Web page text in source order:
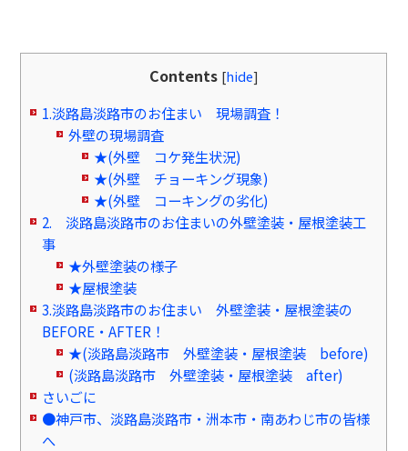
Contents [hide]
1.淡路島淡路市のお住まい 現場調査！
外壁の現場調査
★(外壁 コケ発生状況)
★(外壁 チョーキング現象)
★(外壁 コーキングの劣化)
2. 淡路島淡路市のお住まいの外壁塗装・屋根塗装工
事
★外壁塗装の様子
★屋根塗装
3.淡路島淡路市のお住まい 外壁塗装・屋根塗装の
BEFORE・AFTER！
★(淡路島淡路市 外壁塗装・屋根塗装 before)
(淡路島淡路市 外壁塗装・屋根塗装 after)
さいごに
●神戸市、淡路島淡路市・洲本市・南あわじ市の皆様
へ